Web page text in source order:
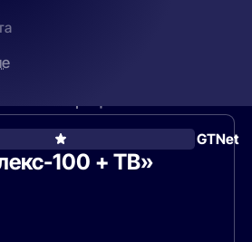
GTNet
100 + ТВ»